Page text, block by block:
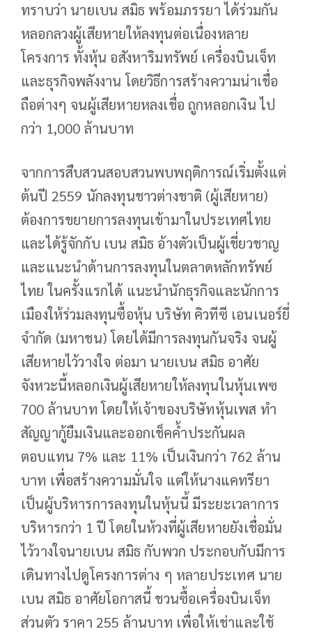
ทราบว่า นายเบน สมิธ พร้อมภรรยา ได้ร่วมกัน
หลอกลวงผู้เสียหายให้ลงทุนต่อเนื่องหลาย
โครงการ ทั้งหุ้น อสังหาริมทรัพย์ เครื่องบินเจ็ท
และธุรกิจพลังงาน โดยวิธีการสร้างความน่าเชื่อ
ถือต่างๆ จนผู้เสียหายหลงเชื่อ ถูกหลอกเงิน ไป
กว่า 1,000 ล้านบาท
จากการสืบสวนสอบสวนพบพฤติการณ์เริ่มตั้งแต่
ต้นปี 2559 นักลงทุนชาวต่างชาติ (ผู้เสียหาย)
ต้องการขยายการลงทุนเข้ามาในประเทศไทย
และได้รู้จักกับ เบน สมิธ อ้างตัวเป็นผู้เชี่ยวชาญ
และแนะนำด้านการลงทุนในตลาดหลักทรัพย์
ไทย ในครั้งแรกได้ แนะนำนักธุรกิจและนักการ
เมืองให้ร่วมลงทุนซื้อหุ้น บริษัท คิวทีซี เอนเนอร์ยี่
จำกัด (มหาชน) โดยได้มีการลงทุนกันจริง จนผู้
เสียหายไว้วางใจ ต่อมา นายเบน สมิธ อาศัย
จังหวะนี้หลอกเงินผู้เสียหายให้ลงทุนในหุ้นเพซ
700 ล้านบาท โดยให้เจ้าของบริษัทหุ้นเพส ทำ
สัญญากู้ยืมเงินและออกเช็คค้ำประกันผล
ตอบแทน 7% และ 11% เป็นเงินกว่า 762 ล้าน
บาท เพื่อสร้างความมั่นใจ แต่ให้นางแคทรียา
เป็นผู้บริหารการลงทุนในหุ้นนี้ มีระยะเวลาการ
บริหารกว่า 1 ปี โดยในห้วงที่ผู้เสียหายยังเชื่อมั่น
ไว้วางใจนายเบน สมิธ กับพวก ประกอบกับมีการ
เดินทางไปดูโครงการต่าง ๆ หลายประเทศ นาย
เบน สมิธ อาศัยโอกาสนี้ ชวนซื้อเครื่องบินเจ็ท
ส่วนตัว ราคา 255 ล้านบาท เพื่อให้เช่าและใช้